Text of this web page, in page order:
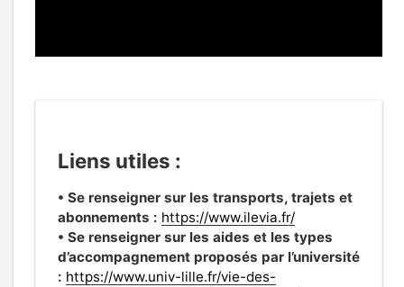
Liens utiles :
• Se renseigner sur les transports, trajets et
abonnements : https://www.ilevia.fr/
• Se renseigner sur les aides et les types
d’accompagnement proposés par l’université
: https://www.univ-lille.fr/vie-des-